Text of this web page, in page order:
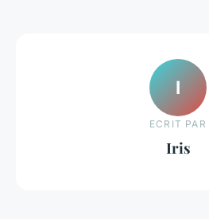
I
ECRIT PAR
Iris